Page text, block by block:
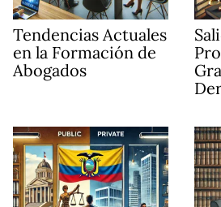
Tendencias Actuales
en la Formación de
Abogados